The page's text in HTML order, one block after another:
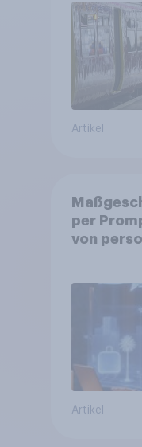
auf
Artikel
per
von
bereits
Artikel